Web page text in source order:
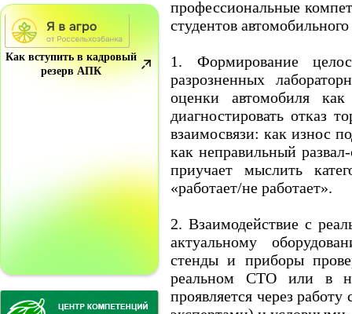
Как вступить в кадровый
резерв АПК
профессиональные
студентов
1. Формирование
разрозненных
оценки автомобиля
диагностировать отказ
взаимосвязи: как износ
как неправильный
приучает мыслить
«работает/не работает».
2. Взаимодействие с
актуальному
стенды и приборы
реальном СТО или в
проявляется через